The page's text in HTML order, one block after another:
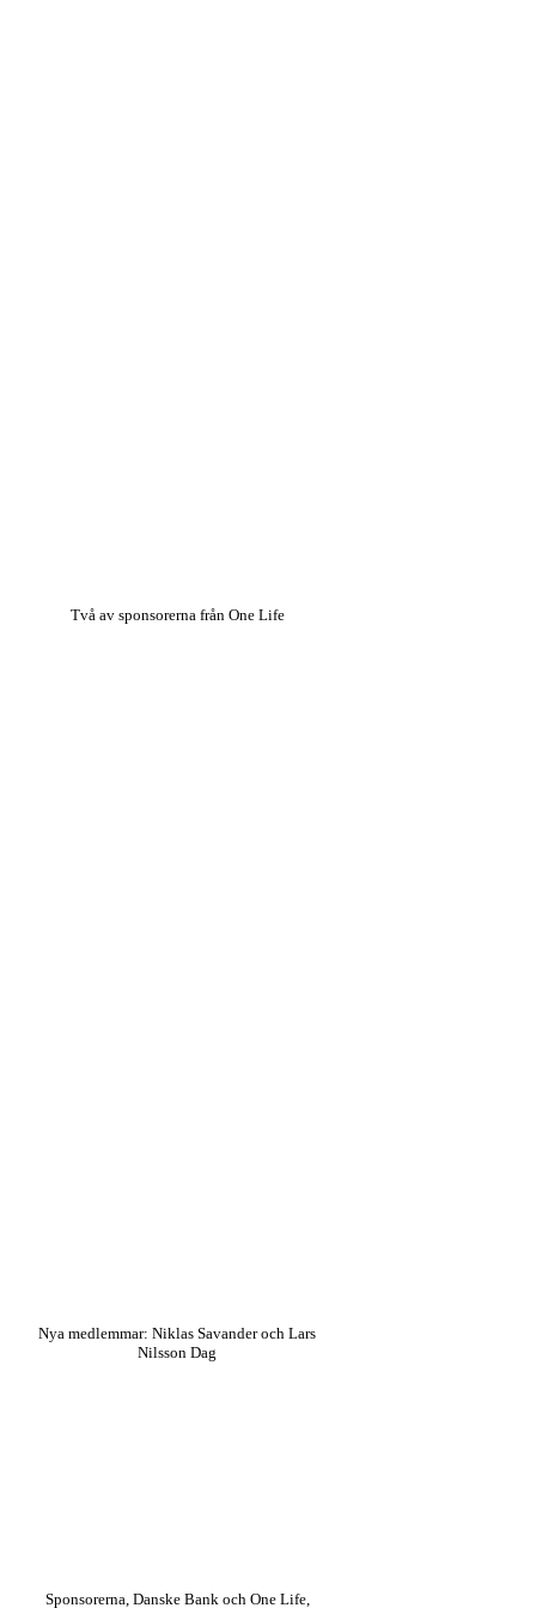
Två av sponsorerna från One Life
Nya medlemmar: Niklas Savander och Lars
Nilsson Dag
Sponsorerna, Danske Bank och One Life,